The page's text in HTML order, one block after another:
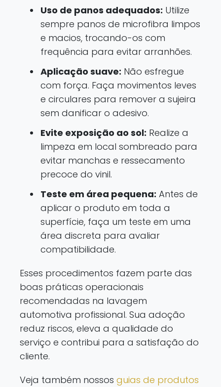
Uso de panos adequados: Utilize
sempre panos de microfibra limpos
e macios, trocando-os com
frequência para evitar arranhões.
Aplicação suave: Não esfregue
com força. Faça movimentos leves
e circulares para remover a sujeira
sem danificar o adesivo.
Evite exposição ao sol: Realize a
limpeza em local sombreado para
evitar manchas e ressecamento
precoce do vinil.
Teste em área pequena: Antes de
aplicar o produto em toda a
superfície, faça um teste em uma
área discreta para avaliar
compatibilidade.
Esses procedimentos fazem parte das
boas práticas operacionais
recomendadas na lavagem
automotiva profissional. Sua adoção
reduz riscos, eleva a qualidade do
serviço e contribui para a satisfação do
cliente.
Veja também nossos guias de produtos